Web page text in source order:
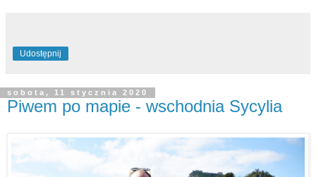
Udostępnij
sobota, 11 stycznia 2020
Piwem po mapie - wschodnia Sycylia